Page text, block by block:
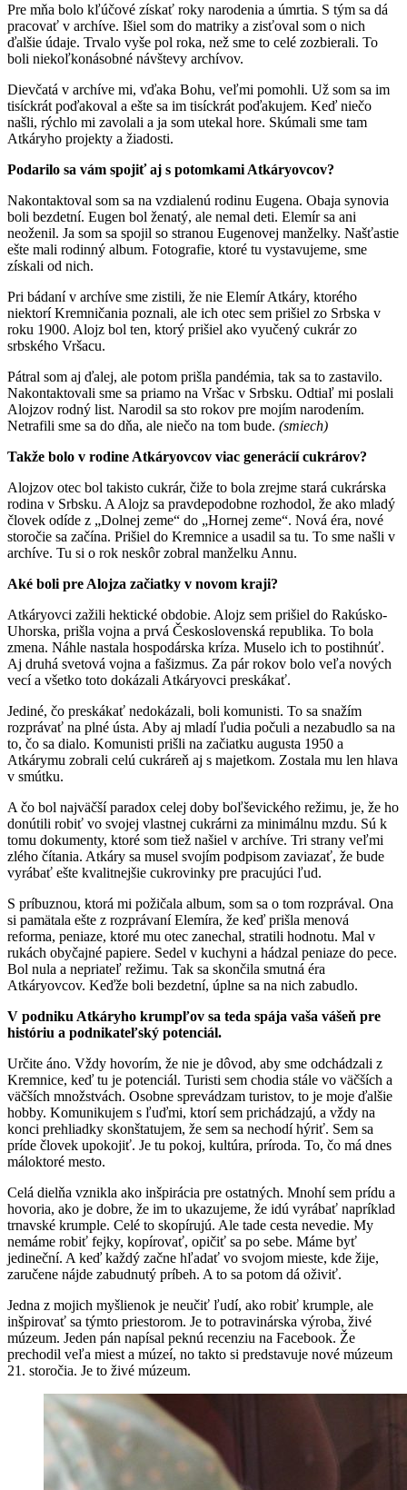
Pre mňa bolo kľúčové získať roky narodenia a úmrtia. S tým sa dá
pracovať v archíve. Išiel som do matriky a zisťoval som o nich
ďalšie údaje. Trvalo vyše pol roka, než sme to celé zozbierali. To
boli niekoľkonásobné návštevy archívov.
Dievčatá v archíve mi, vďaka Bohu, veľmi pomohli. Už som sa im
tisíckrát poďakoval a ešte sa im tisíckrát poďakujem. Keď niečo
našli, rýchlo mi zavolali a ja som utekal hore. Skúmali sme tam
Atkáryho projekty a žiadosti.
Podarilo sa vám spojiť aj s potomkami Atkáryovcov?
Nakontaktoval som sa na vzdialenú rodinu Eugena. Obaja synovia
boli bezdetní. Eugen bol ženatý, ale nemal deti. Elemír sa ani
neoženil. Ja som sa spojil so stranou Eugenovej manželky. Našťastie
ešte mali rodinný album. Fotografie, ktoré tu vystavujeme, sme
získali od nich.
Pri bádaní v archíve sme zistili, že nie Elemír Atkáry, ktorého
niektorí Kremničania poznali, ale ich otec sem prišiel zo Srbska v
roku 1900. Alojz bol ten, ktorý prišiel ako vyučený cukrár zo
srbského Vršacu.
Pátral som aj ďalej, ale potom prišla pandémia, tak sa to zastavilo.
Nakontaktovali sme sa priamo na Vršac v Srbsku. Odtiaľ mi poslali
Alojzov rodný list. Narodil sa sto rokov pre mojím narodením.
Netrafili sme sa do dňa, ale niečo na tom bude. (smiech)
Takže bolo v rodine Atkáryovcov viac generácií cukrárov?
Alojzov otec bol takisto cukrár, čiže to bola zrejme stará cukrárska
rodina v Srbsku. A Alojz sa pravdepodobne rozhodol, že ako mladý
človek odíde z „Dolnej zeme“ do „Hornej zeme“. Nová éra, nové
storočie sa začína. Prišiel do Kremnice a usadil sa tu. To sme našli v
archíve. Tu si o rok neskôr zobral manželku Annu.
Aké boli pre Alojza začiatky v novom kraji?
Atkáryovci zažili hektické obdobie. Alojz sem prišiel do Rakúsko-
Uhorska, prišla vojna a prvá Československá republika. To bola
zmena. Náhle nastala hospodárska kríza. Muselo ich to postihnúť.
Aj druhá svetová vojna a fašizmus. Za pár rokov bolo veľa nových
vecí a všetko toto dokázali Atkáryovci preskákať.
Jediné, čo preskákať nedokázali, boli komunisti. To sa snažím
rozprávať na plné ústa. Aby aj mladí ľudia počuli a nezabudlo sa na
to, čo sa dialo. Komunisti prišli na začiatku augusta 1950 a
Atkárymu zobrali celú cukráreň aj s majetkom. Zostala mu len hlava
v smútku.
A čo bol najväčší paradox celej doby boľševického režimu, je, že ho
donútili robiť vo svojej vlastnej cukrárni za minimálnu mzdu. Sú k
tomu dokumenty, ktoré som tiež našiel v archíve. Tri strany veľmi
zlého čítania. Atkáry sa musel svojím podpisom zaviazať, že bude
vyrábať ešte kvalitnejšie cukrovinky pre pracujúci ľud.
S príbuznou, ktorá mi požičala album, som sa o tom rozprával. Ona
si pamätala ešte z rozprávaní Elemíra, že keď prišla menová
reforma, peniaze, ktoré mu otec zanechal, stratili hodnotu. Mal v
rukách obyčajné papiere. Sedel v kuchyni a hádzal peniaze do pece.
Bol nula a nepriateľ režimu. Tak sa skončila smutná éra
Atkáryovcov. Keďže boli bezdetní, úplne sa na nich zabudlo.
V podniku Atkáryho krumpľov sa teda spája vaša vášeň pre
históriu a podnikateľský potenciál.
Určite áno. Vždy hovorím, že nie je dôvod, aby sme odchádzali z
Kremnice, keď tu je potenciál. Turisti sem chodia stále vo väčších a
väčších množstvách. Osobne sprevádzam turistov, to je moje ďalšie
hobby. Komunikujem s ľuďmi, ktorí sem prichádzajú, a vždy na
konci prehliadky skonštatujem, že sem sa nechodí hýriť. Sem sa
príde človek upokojiť. Je tu pokoj, kultúra, príroda. To, čo má dnes
máloktoré mesto.
Celá dielňa vznikla ako inšpirácia pre ostatných. Mnohí sem prídu a
hovoria, ako je dobre, že im to ukazujeme, že idú vyrábať napríklad
trnavské krumple. Celé to skopírujú. Ale tade cesta nevedie. My
nemáme robiť fejky, kopírovať, opičiť sa po sebe. Máme byť
jedineční. A keď každý začne hľadať vo svojom mieste, kde žije,
zaručene nájde zabudnutý príbeh. A to sa potom dá oživiť.
Jedna z mojich myšlienok je neučiť ľudí, ako robiť krumple, ale
inšpirovať sa týmto priestorom. Je to potravinárska výroba, živé
múzeum. Jeden pán napísal peknú recenziu na Facebook. Že
prechodil veľa miest a múzeí, no takto si predstavuje nové múzeum
21. storočia. Je to živé múzeum.